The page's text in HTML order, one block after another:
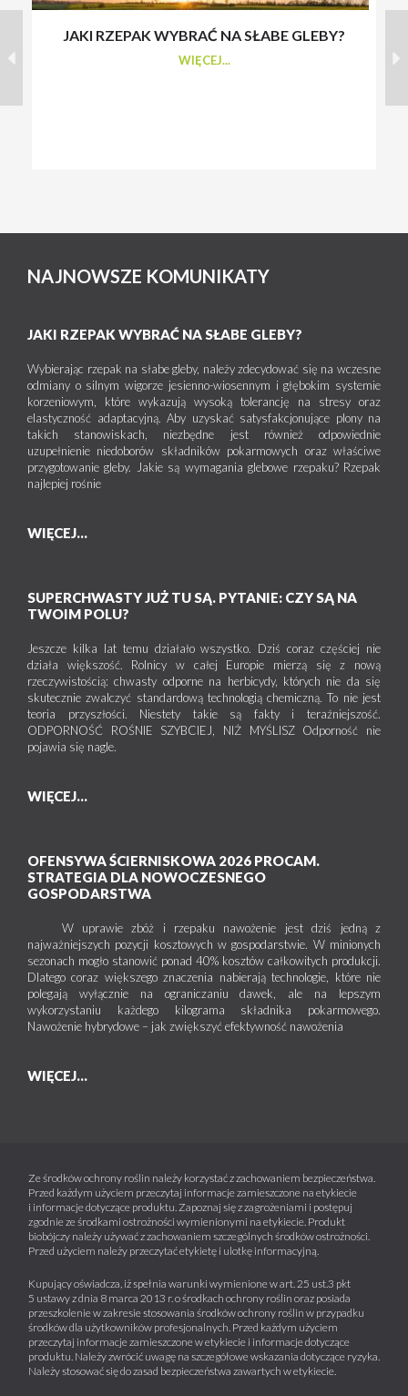
JAKI RZEPAK WYBRAĆ NA SŁABE GLEBY?
WIĘCEJ...
NAJNOWSZE KOMUNIKATY
JAKI RZEPAK WYBRAĆ NA SŁABE GLEBY?
Wybierając rzepak na słabe gleby, należy zdecydować się na wczesne
odmiany o silnym wigorze jesienno-wiosennym i głębokim systemie
korzeniowym, które wykazują wysoką tolerancję na stresy oraz
elastyczność adaptacyjną. Aby uzyskać satysfakcjonujące plony na
takich stanowiskach, niezbędne jest również odpowiednie
uzupełnienie niedoborów składników pokarmowych oraz właściwe
przygotowanie gleby. Jakie są wymagania glebowe rzepaku? Rzepak
najlepiej rośnie
WIĘCEJ...
SUPERCHWASTY JUŻ TU SĄ. PYTANIE: CZY SĄ NA
TWOIM POLU?
Jeszcze kilka lat temu działało wszystko. Dziś coraz częściej nie
działa większość. Rolnicy w całej Europie mierzą się z nową
rzeczywistością: chwasty odporne na herbicydy, których nie da się
skutecznie zwalczyć standardową technologią chemiczną. To nie jest
teoria przyszłości. Niestety takie są fakty i teraźniejszość.
ODPORNOŚĆ ROŚNIE SZYBCIEJ, NIŻ MYŚLISZ Odporność nie
pojawia się nagle.
WIĘCEJ...
OFENSYWA ŚCIERNISKOWA 2026 PROCAM.
STRATEGIA DLA NOWOCZESNEGO
GOSPODARSTWA
W uprawie zbóż i rzepaku nawożenie jest dziś jedną z
najważniejszych pozycji kosztowych w gospodarstwie. W minionych
sezonach mogło stanowić ponad 40% kosztów całkowitych produkcji.
Dlatego coraz większego znaczenia nabierają technologie, które nie
polegają wyłącznie na ograniczaniu dawek, ale na lepszym
wykorzystaniu każdego kilograma składnika pokarmowego.
Nawożenie hybrydowe – jak zwiększyć efektywność nawożenia
WIĘCEJ...
Ze środków ochrony roślin należy korzystać z zachowaniem bezpieczeństwa.
Przed każdym użyciem przeczytaj informacje zamieszczone na etykiecie
i informacje dotyczące produktu. Zapoznaj się z zagrożeniami i postępuj
zgodnie ze środkami ostrożności wymienionymi na etykiecie. Produkt
biobójczy należy używać z zachowaniem szczególnych środków ostrożności.
Przed użyciem należy przeczytać etykietę i ulotkę informacyjną.
Kupujący oświadcza, iż spełnia warunki wymienione w art. 25 ust.3 pkt
5 ustawy z dnia 8 marca 2013 r. o środkach ochrony roślin oraz posiada
przeszkolenie w zakresie stosowania środków ochrony roślin w przypadku
środków dla użytkowników profesjonalnych. Przed każdym użyciem
przeczytaj informacje zamieszczone w etykiecie i informacje dotyczące
produktu. Należy zwrócić uwagę na szczegółowe wskazania dotyczące ryzyka.
Należy stosować się do zasad bezpieczeństwa zawartych w etykiecie.